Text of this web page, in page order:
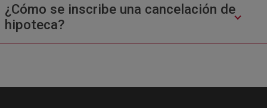
¿Cómo se inscribe una cancelación de
hipoteca?